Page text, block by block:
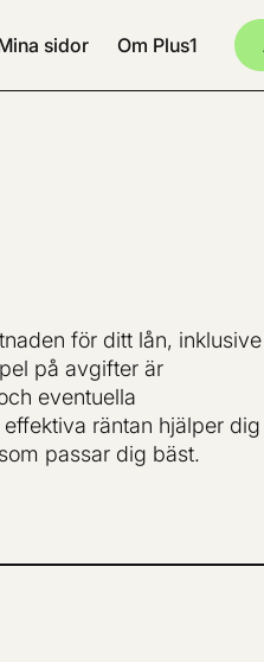
sidor Om Plus1
för ditt lån, inklusive
på avgifter är
eventuella
räntan hjälper
passar dig bäst.